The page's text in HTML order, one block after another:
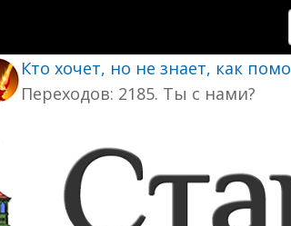
Кто хочет, но не знает, как
Переходов: 2185. Ты с нами?